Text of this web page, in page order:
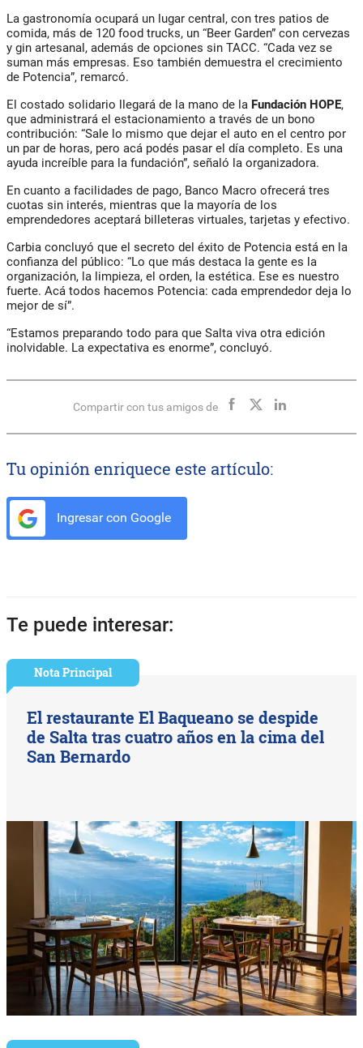
La gastronomía ocupará un lugar central, con tres patios de
comida, más de 120 food trucks, un “Beer Garden” con cervezas
y gin artesanal, además de opciones sin TACC. “Cada vez se
suman más empresas. Eso también demuestra el crecimiento
de Potencia”, remarcó.
El costado solidario llegará de la mano de la Fundación HOPE,
que administrará el estacionamiento a través de un bono
contribución: “Sale lo mismo que dejar el auto en el centro por
un par de horas, pero acá podés pasar el día completo. Es una
ayuda increíble para la fundación”, señaló la organizadora.
En cuanto a facilidades de pago, Banco Macro ofrecerá tres
cuotas sin interés, mientras que la mayoría de los
emprendedores aceptará billeteras virtuales, tarjetas y efectivo.
Carbia concluyó que el secreto del éxito de Potencia está en la
confianza del público: “Lo que más destaca la gente es la
organización, la limpieza, el orden, la estética. Ese es nuestro
fuerte. Acá todos hacemos Potencia: cada emprendedor deja lo
mejor de sí”.
“Estamos preparando todo para que Salta viva otra edición
inolvidable. La expectativa es enorme”, concluyó.
Compartir con tus amigos de
Tu opinión enriquece este artículo:
Ingresar con Google
Te puede interesar:
Nota Principal
El restaurante El Baqueano se despide
de Salta tras cuatro años en la cima del
San Bernardo